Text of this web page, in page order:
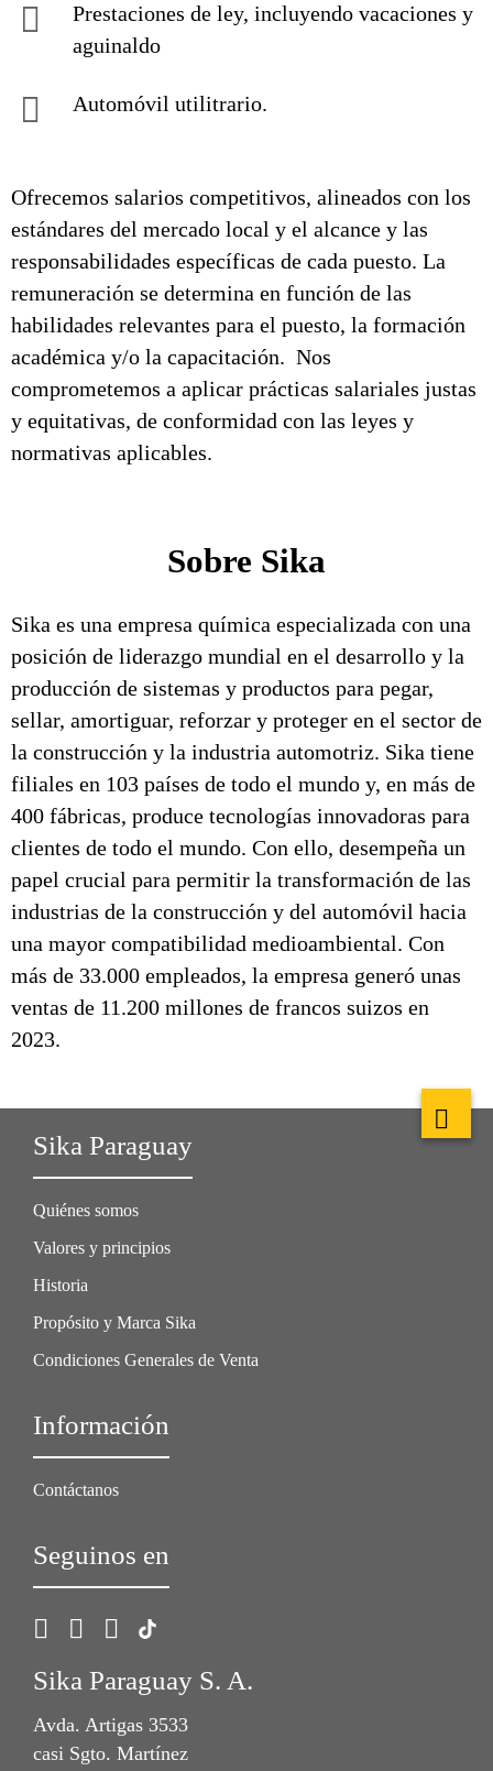
Prestaciones de ley, incluyendo vacaciones y
aguinaldo
Automóvil utilitrario.
Ofrecemos salarios competitivos, alineados con los
estándares del mercado local y el alcance y las
responsabilidades específicas de cada puesto. La
remuneración se determina en función de las
habilidades relevantes para el puesto, la formación
académica y/o la capacitación. Nos
comprometemos a aplicar prácticas salariales justas
y equitativas, de conformidad con las leyes y
normativas aplicables.
Sobre Sika
Sika es una empresa química especializada con una
posición de liderazgo mundial en el desarrollo y la
producción de sistemas y productos para pegar,
sellar, amortiguar, reforzar y proteger en el sector de
la construcción y la industria automotriz. Sika tiene
filiales en 103 países de todo el mundo y, en más de
400 fábricas, produce tecnologías innovadoras para
clientes de todo el mundo. Con ello, desempeña un
papel crucial para permitir la transformación de las
industrias de la construcción y del automóvil hacia
una mayor compatibilidad medioambiental. Con
más de 33.000 empleados, la empresa generó unas
ventas de 11.200 millones de francos suizos en
2023.
Sika Paraguay
Quiénes somos
Valores y principios
Historia
Propósito y Marca Sika
Condiciones Generales de Venta
Información
Contáctanos
Seguinos en
Sika Paraguay S. A.
Avda. Artigas 3533
casi Sgto. Martínez